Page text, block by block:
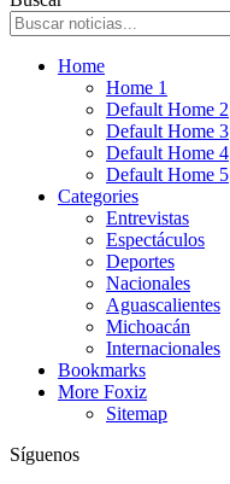
Home
Home 1
Default Home 2
Default Home 3
Default Home 4
Default Home 5
Categories
Entrevistas
Espectáculos
Deportes
Nacionales
Aguascalientes
Michoacán
Internacionales
Bookmarks
More Foxiz
Sitemap
Síguenos